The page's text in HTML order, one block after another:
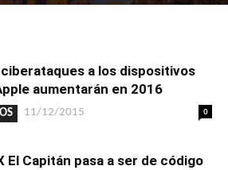
a los dispositivos
aumentarán en 2016
11/12/2015 0
El Capitán pasa a ser de código